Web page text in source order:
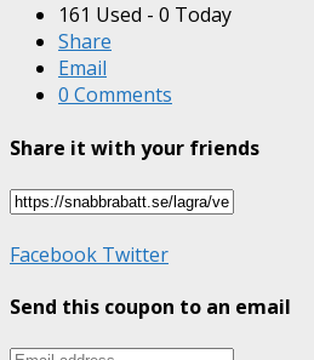
161 Used - 0 Today
Share
Email
0 Comments
Share it with your friends
Facebook Twitter
Send this coupon to an email